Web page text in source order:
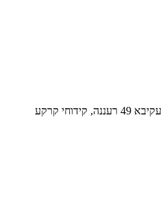
עקיבא 49 רעננה, קידוחי קרקע